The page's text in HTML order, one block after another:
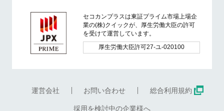
セコカンプラスは東証プライム市場上場企
業の(株)クイックが、厚生労働大臣の許可
を受けて運営しています。
厚生労働大臣許可27-ユ-020100
運営会社 お問い合わせ 総合利用規約
採用を検討中の企業様へ